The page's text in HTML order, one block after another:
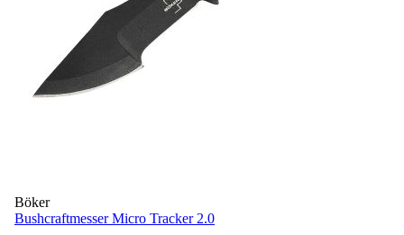
Böker
Bushcraftmesser Micro Tracker 2.0